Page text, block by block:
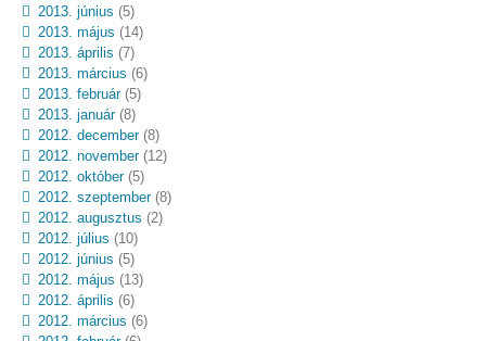
2013. június (5)
2013. május (14)
2013. április (7)
2013. március (6)
2013. február(5)
2013. január(8)
2012. december(8)
2012. november(12)
2012. október(5)
2012. szeptember(8)
2012. augusztus (2)
2012. július (10)
2012. június (5)
2012. május (13)
2012. április (6)
2012. március (6)